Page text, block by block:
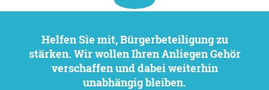
Helfen Sie mit, Bürgerbeteiligung zu
stärken. Wir wollen Ihren Anliegen Gehör
verschaffen und dabei weiterhin
unabhängig bleiben.